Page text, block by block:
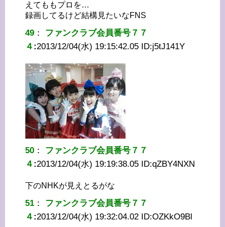
えてももプロを…
録画してるけど結構見たいなFNS
49 ： ファンクラブ会員番号７７
４ :2013/12/04(水) 19:15:42.05 ID:j5tJ141Y
50 ： ファンクラブ会員番号７７
４ :2013/12/04(水) 19:19:38.05 ID:qZBY4NXN
下のNHKが見えとるがな
51 ： ファンクラブ会員番号７７
４ :2013/12/04(水) 19:32:04.02 ID:OZKkO9Bl